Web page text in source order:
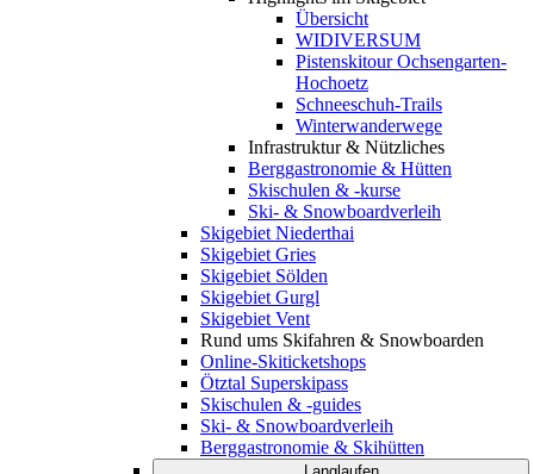
Übersicht
WIDIVERSUM
Pistenskitour Ochsengarten-
Hochoetz
Schneeschuh-Trails
Winterwanderwege
Infrastruktur & Nützliches
Berggastronomie & Hütten
Skischulen & -kurse
Ski- & Snowboardverleih
Skigebiet Niederthai
Skigebiet Gries
Skigebiet Sölden
Skigebiet Gurgl
Skigebiet Vent
Rund ums Skifahren & Snowboarden
Online-Skiticketshops
Ötztal Superskipass
Skischulen & -guides
Ski- & Snowboardverleih
Berggastronomie & Skihütten